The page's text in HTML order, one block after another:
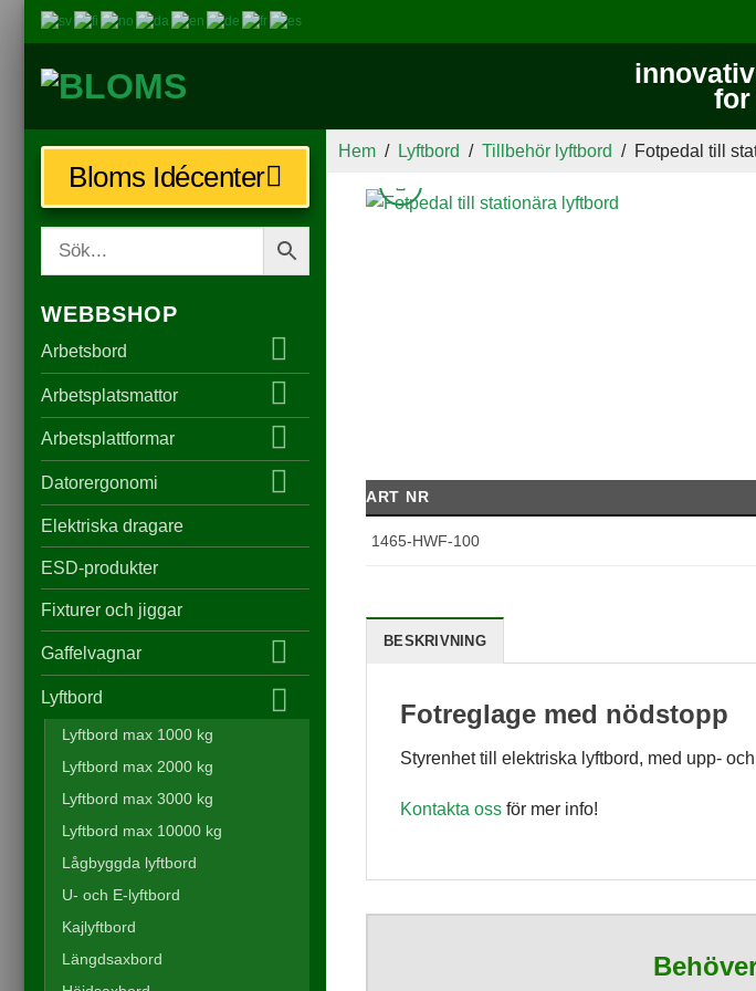
Bloms Idécenter
WEBBSHOP
Arbetsbord
Arbetsplatsmattor
Arbetsplattformar
Datorergonomi
Elektriska dragare
ESD-produkter
Fixturer och jiggar
Gaffelvagnar
Lyftbord
Lyftbord max 1000 kg
Lyftbord max 2000 kg
Lyftbord max 3000 kg
Lyftbord max 10000 kg
Lågbyggda lyftbord
U- och E-lyftbord
Kajlyftbord
Längdsaxbord
Hem / Lyftbord / Tillbehör lyftbord / Fotpedal till
ART NR
1465-HWF-100
BESKRIVNING
Fotreglage med nödstopp
Styrenhet till elektriska lyftbord, med upp-
Kontakta oss för mer info!